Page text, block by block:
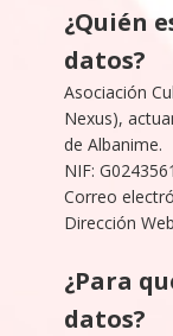
¿Quién
datos?
Asociación
Nexus),
de Albanime.
NIF:
Correo
Dirección
¿Para
datos?